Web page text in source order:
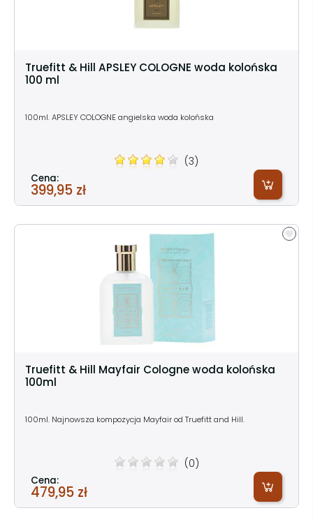
Truefitt & Hill APSLEY COLOGNE woda kolońska
100 ml
100ml. APSLEY COLOGNE angielska woda kolońska
(3)
Cena:
399,95 zł
Truefitt & Hill Mayfair Cologne woda kolońska
100ml
100ml. Najnowsza kompozycja Mayfair od Truefitt and Hill.
(0)
Cena:
479,95 zł